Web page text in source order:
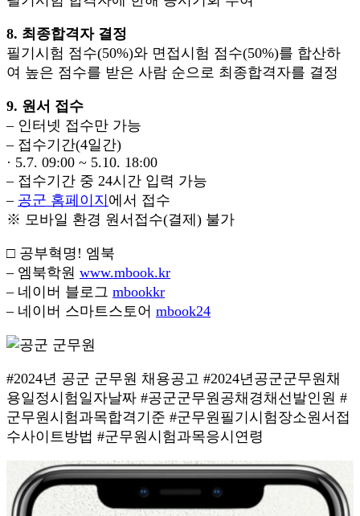
8. 최종합격자 결정
필기시험 점수(50%)와 면접시험 점수(50%)를 합산하
여 높은 점수를 받은 사람 순으로 최종합격자를 결정
9. 원서 접수
– 인터넷 접수만 가능
– 접수기간(4일간)
· 5.7. 09:00 ~ 5.10. 18:00
– 접수기간 중 24시간 입력 가능
– 공군 홈페이지 에서 접수
※ 모바일 환경 원서접수(결제) 불가
□ 공부혁명! 엠북
– 엠북학원 www.mbook.kr
– 네이버 블로그 mbookkr
– 네이버 스마트스토어 mbook24
#2024년 공군 군무원 채용공고 #2024년공군군무원채
용일정시험일자날짜 #공군군무원공채경채선발인원 #
군무원시험과목합격기준 #군무원필기시험장소원서접
수사이트방법 #군무원시험과목응시연령